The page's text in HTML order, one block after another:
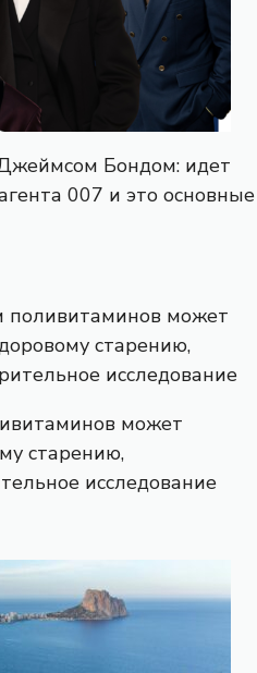
Бондом: идет
007 и это основные
может
старению,
исследование